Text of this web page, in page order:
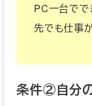
PC一台でで
先でも仕事
条件②自分